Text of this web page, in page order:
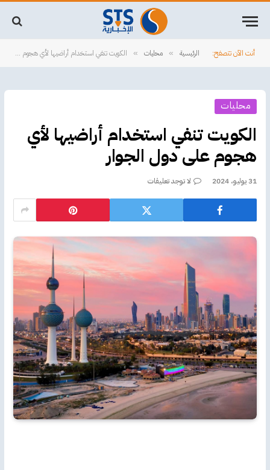
أنت الآن تتصفح: الرئيسية » محليات » الكويت تنفي استخدام أراضيها لأي هجوم على دول الجوار
محليات
الكويت تنفي استخدام أراضيها لأي
هجوم على دول الجوار
31 يوليو، 2024 لا توجد تعليقات